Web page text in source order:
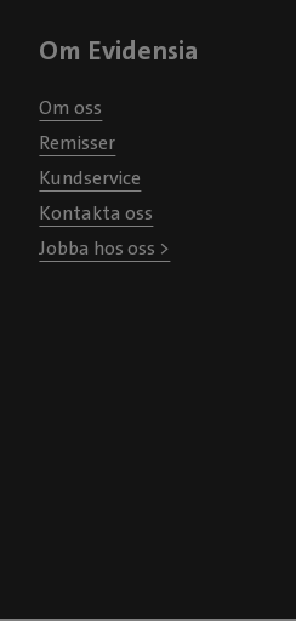
Om Evidensia
Om oss
Remisser
Kundservice
Kontakta oss
Jobba hos oss >